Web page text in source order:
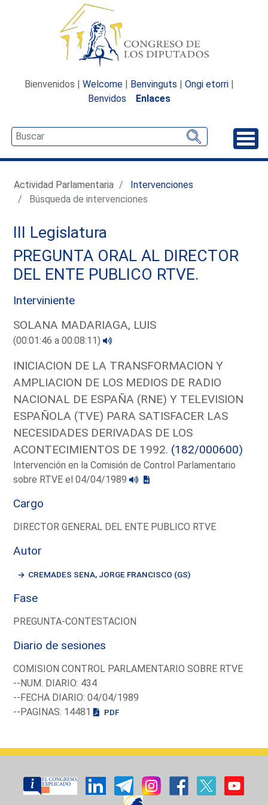
Bienvenidos | Welcome | Benvinguts | Ongi etorri |
Benvidos
Enlaces
Actividad Parlamentaria
Intervenciones
Búsqueda de intervenciones
III Legislatura
PREGUNTA ORAL AL DIRECTOR
DEL ENTE PUBLICO RTVE.
Interviniente
SOLANA MADARIAGA, LUIS
(00:01:46 a 00:08:11)
INICIACION DE LA TRANSFORMACION Y
AMPLIACION DE LOS MEDIOS DE RADIO
NACIONAL DE ESPAÑA (RNE) Y TELEVISION
ESPAÑOLA (TVE) PARA SATISFACER LAS
NECESIDADES DERIVADAS DE LOS
ACONTECIMIENTOS DE 1992. (182/000600)
Intervención en la Comisión de Control Parlamentario
sobre RTVE el 04/04/1989
Cargo
DIRECTOR GENERAL DEL ENTE PUBLICO RTVE
Autor
CREMADES SENA, JORGE FRANCISCO (GS)
Fase
PREGUNTA-CONTESTACION
Diario de sesiones
COMISION CONTROL PARLAMENTARIO SOBRE RTVE
--NUM. DIARIO: 434
--FECHA DIARIO: 04/04/1989
--PAGINAS: 14481
PDF